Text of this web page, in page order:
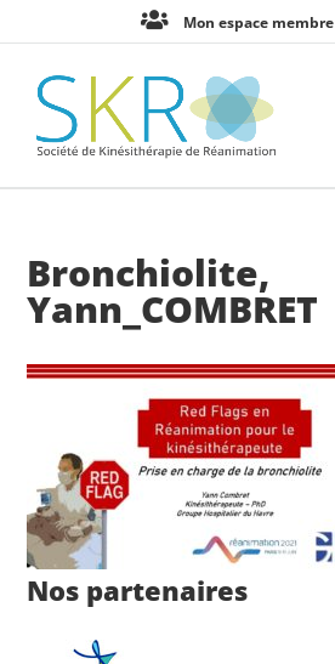
Mon espace membre
Bronchiolite,
Yann_COMBRET
Nos partenaires